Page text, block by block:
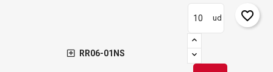
RR06-01NS
ud favorite_border